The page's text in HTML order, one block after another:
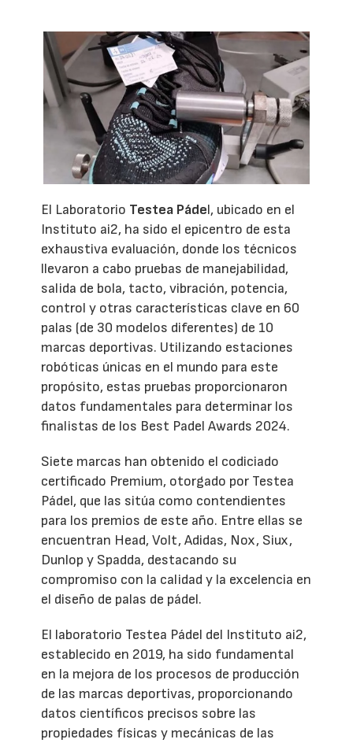
El Laboratorio Testea Pádel, ubicado en el
Instituto ai2, ha sido el epicentro de esta
exhaustiva evaluación, donde los técnicos
llevaron a cabo pruebas de manejabilidad,
salida de bola, tacto, vibración, potencia,
control y otras características clave en 60
palas (de 30 modelos diferentes) de 10
marcas deportivas. Utilizando estaciones
robóticas únicas en el mundo para este
propósito, estas pruebas proporcionaron
datos fundamentales para determinar los
finalistas de los Best Padel Awards 2024.
Siete marcas han obtenido el codiciado
certificado Premium, otorgado por Testea
Pádel, que las sitúa como contendientes
para los premios de este año. Entre ellas se
encuentran Head, Volt, Adidas, Nox, Siux,
Dunlop y Spadda, destacando su
compromiso con la calidad y la excelencia en
el diseño de palas de pádel.
El laboratorio Testea Pádel del Instituto ai2,
establecido en 2019, ha sido fundamental
en la mejora de los procesos de producción
de las marcas deportivas, proporcionando
datos científicos precisos sobre las
propiedades físicas y mecánicas de las